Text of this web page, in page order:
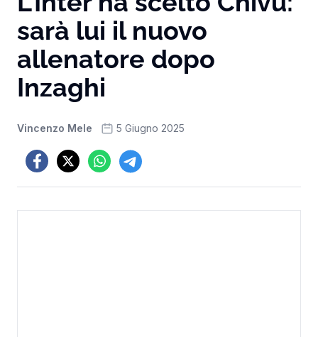
sarà lui il nuovo
allenatore dopo
Inzaghi
Vincenzo Mele 5 Giugno 2025